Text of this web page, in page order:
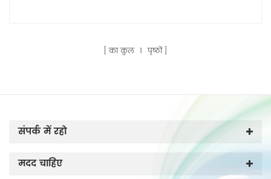
का कुल 1 पृष्ठों
संपर्क में रहो
मदद चाहिए